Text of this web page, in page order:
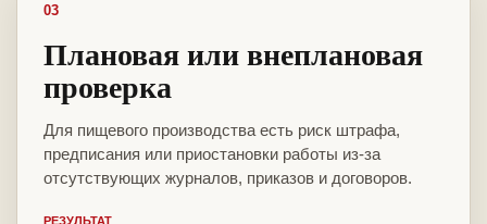
03
Плановая или внеплановая
проверка
Для пищевого производства есть риск штрафа,
предписания или приостановки работы из-за
отсутствующих журналов, приказов и договоров.
РЕЗУЛЬТАТ